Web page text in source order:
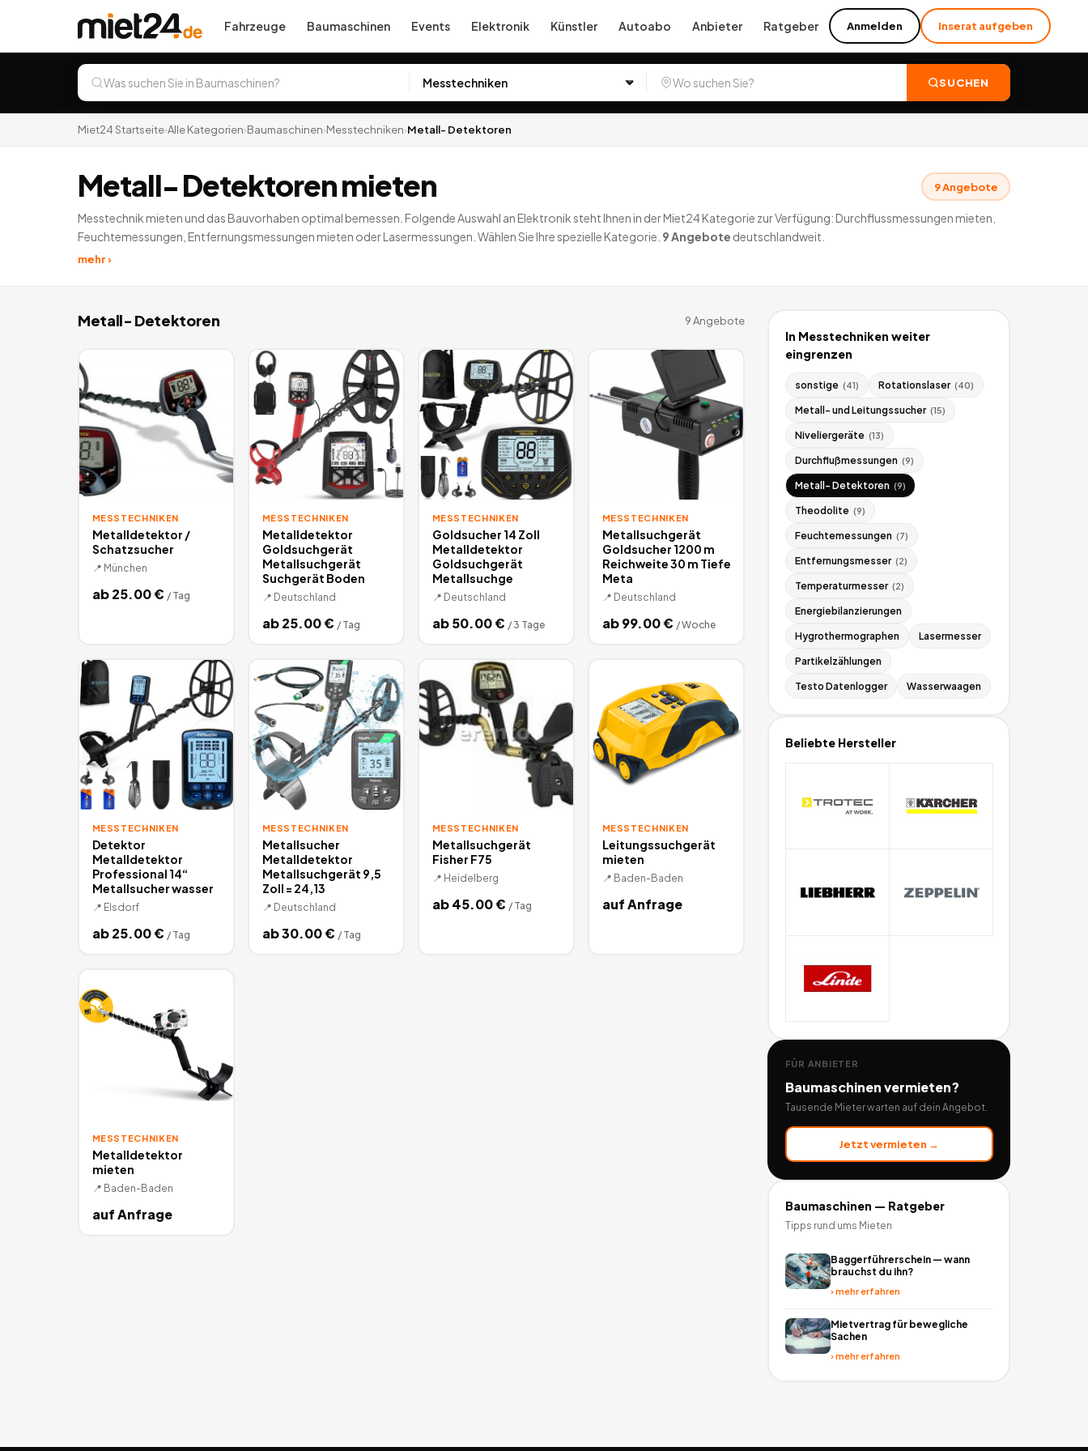
Fahrzeuge Baumaschinen Events Elektronik Künstler Autoabo Anbieter Ratgeber Anmelden Inserat aufgeben
SUCHEN
Miet24 Startseite›Alle Kategorien›Baumaschinen›Messtechniken›Metall- Detektoren
Metall- Detektoren mieten 9Angebote
Messtechnik mieten und das Bauvorhaben optimal bemessen. Folgende Auswahl an Elektronik steht Ihnen in der Miet24 Kategorie zur Verfügung: Durchflussmessungen mieten,
Feuchtemessungen, Entfernungsmessungen mieten oder Lasermessungen. Wählen Sie Ihre spezielle Kategorie. 9Angebote deutschlandweit.
mehr ›
Metall- Detektoren 9Angebote
MESSTECHNIKEN
Metalldetektor /
Schatzsucher
📍 München
ab25.00€ / Tag
MESSTECHNIKEN
Metalldetektor
Goldsuchgerät
Metallsuchgerät
Suchgerät Boden
📍 Deutschland
ab25.00€ / Tag
MESSTECHNIKEN
Goldsucher 14 Zoll
Metalldetektor
Goldsuchgerät
Metallsuchge
📍 Deutschland
ab50.00€ / 3 Tage
MESSTECHNIKEN
Metallsuchgerät
Goldsucher 1200 m
Reichweite 30 m Tiefe
Meta
📍 Deutschland
ab99.00€ /Woche
MESSTECHNIKEN
Detektor
Metalldetektor
Professional 14“
Metallsucher wasser
📍 Elsdorf
ab25.00€ / Tag
MESSTECHNIKEN
Metallsucher
Metalldetektor
Metallsuchgerät 9,5
Zoll = 24,13
📍 Deutschland
ab30.00€ / Tag
MESSTECHNIKEN
Metallsuchgerät
Fisher F75
📍 Heidelberg
ab45.00€ / Tag
MESSTECHNIKEN
Leitungssuchgerät
mieten
📍 Baden-Baden
auf Anfrage
MESSTECHNIKEN
Metalldetektor
mieten
📍 Baden-Baden
auf Anfrage
In Messtechniken weiter
eingrenzen
sonstige (41) Rotationslaser (40)
Metall- und Leitungssucher (15)
Niveliergeräte (13)
Durchflußmessungen (9)
Metall- Detektoren (9)
Theodolite (9)
Feuchtemessungen (7)
Entfernungsmesser (2)
Temperaturmesser (2)
Energiebilanzierungen
Hygrothermographen Lasermesser
Partikelzählungen
Testo Datenlogger Wasserwaagen
Beliebte Hersteller
FÜR ANBIETER
Baumaschinenvermieten?
Tausende Mieter warten auf dein Angebot.
Jetzt vermieten →
Baumaschinen — Ratgeber
Tipps rund ums Mieten
Baggerführerschein — wann
brauchst du ihn?
›mehr erfahren
Mietvertrag für bewegliche
Sachen
›mehr erfahren